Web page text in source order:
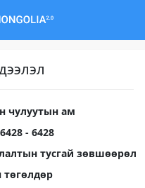
чулуутын ам
- 6428
тусгай зөвшөөрөл
төгөлдөр